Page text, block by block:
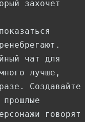
захочет
чат для
лучше,
Создавайте
говорят